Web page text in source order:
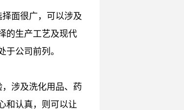
面很广，可以涉及
的生产工艺及现代
公司前列。
涉及洗化用品、药
和认真，则可以让